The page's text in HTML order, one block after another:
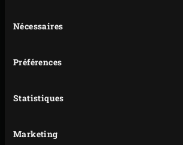
duNécessaires
Préférences
Statistiques
Marketing